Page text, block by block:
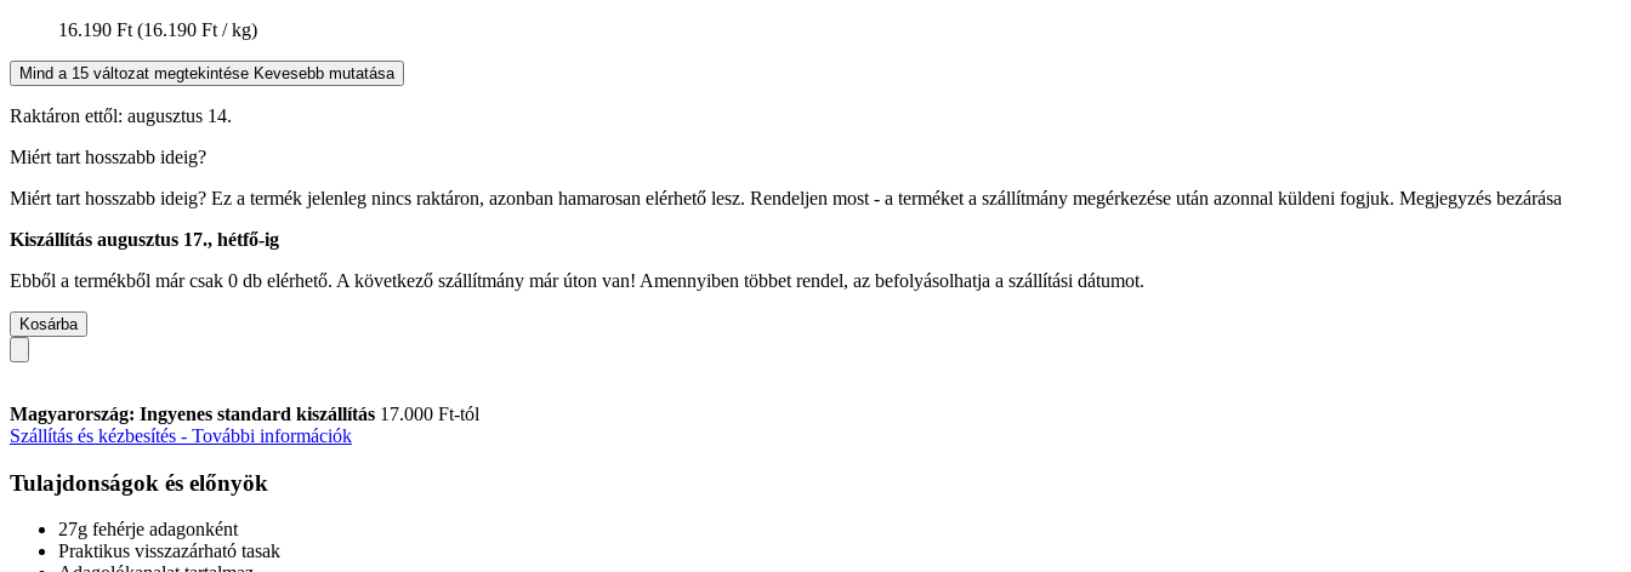
16.190 Ft (16.190 Ft / kg)
Mind a 15 változat megtekintése Kevesebb mutatása
Raktáron ettől: augusztus 14.
Miért tart hosszabb ideig?
Miért tart hosszabb ideig? Ez a termék jelenleg nincs raktáron, azonban hamarosan elérhető lesz. Rendeljen most - a terméket a szállítmány megérkezése után azonnal küldeni fogjuk. Megjegyzés bezárása
Kiszállítás augusztus 17., hétfő-ig
Ebből a termékből már csak 0 db elérhető. A következő szállítmány már úton van! Amennyiben többet rendel, az befolyásolhatja a szállítási dátumot.
Kosárba
Magyarország: Ingyenes standard kiszállítás 17.000 Ft-tól
Szállítás és kézbesítés - További információk
Tulajdonságok és előnyök
27g fehérje adagonként
Praktikus visszazárható tasak